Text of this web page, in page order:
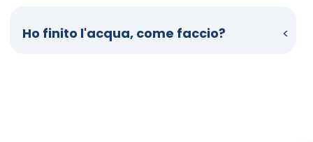
Ho finito l'acqua, come faccio?